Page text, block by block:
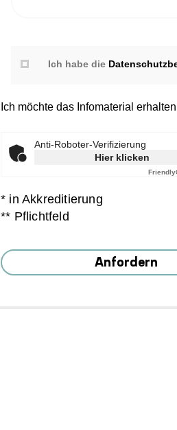
Ich habe die
Ich möchte das Infomaterial
Anti-Roboter-Verifizierung
Hier klicken
Friendly
* in Akkreditierung
** Pflichtfeld
Anfordern